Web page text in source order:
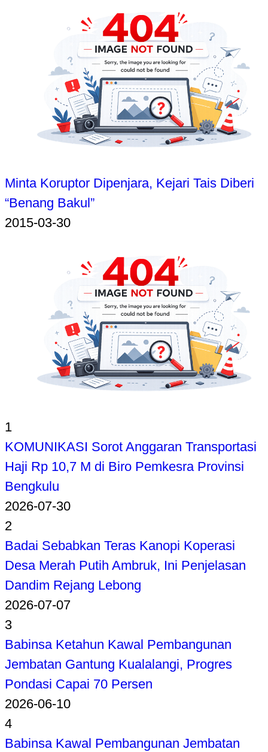
Minta Koruptor Dipenjara, Kejari Tais Diberi
“Benang Bakul”
2015-03-30
1
KOMUNIKASI Sorot Anggaran Transportasi
Haji Rp 10,7 M di Biro Pemkesra Provinsi
Bengkulu
2026-07-30
2
Badai Sebabkan Teras Kanopi Koperasi
Desa Merah Putih Ambruk, Ini Penjelasan
Dandim Rejang Lebong
2026-07-07
3
Babinsa Ketahun Kawal Pembangunan
Jembatan Gantung Kualalangi, Progres
Pondasi Capai 70 Persen
2026-06-10
4
Babinsa Kawal Pembangunan Jembatan